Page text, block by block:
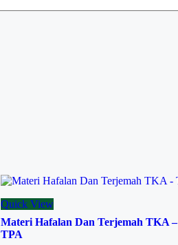
Quick View
Materi Hafalan Dan Terjemah TKA –
TPA